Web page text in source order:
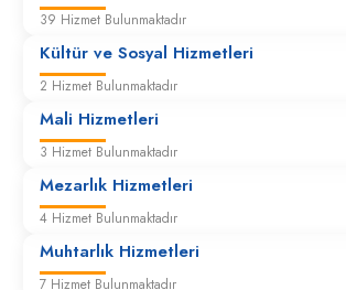
39 Hizmet Bulunmaktadır
Kültür ve Sosyal Hizmetleri
2 Hizmet Bulunmaktadır
Mali Hizmetleri
3 Hizmet Bulunmaktadır
Mezarlık Hizmetleri
4 Hizmet Bulunmaktadır
Muhtarlık Hizmetleri
7 Hizmet Bulunmaktadır